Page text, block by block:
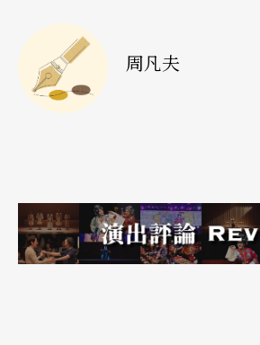
《夜魔》宣示深刻内在独特感情
室内乐版的世界首演。「多声弦
上有两面筝，各自采用不同的定
周凡夫